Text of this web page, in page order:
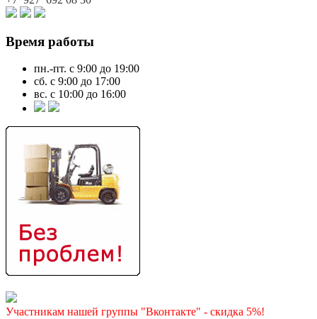
Время работы
пн.-пт. с 9:00 до 19:00
сб. с 9:00 до 17:00
вс. с 10:00 до 16:00
Участникам нашей группы "Вконтакте" - скидка 5%!